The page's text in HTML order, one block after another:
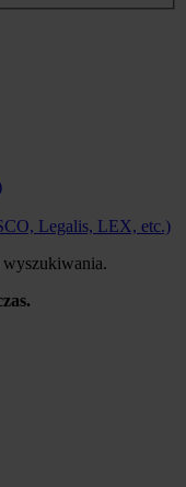
Legalis, LEX, etc.)
wyszukiwania.